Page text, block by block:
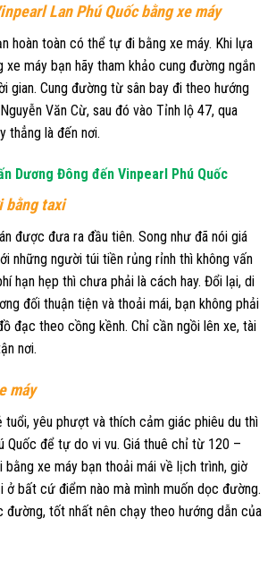
Lan Phú Quốc bằng xe máy
hoàn toàn có thể tự đi bằng xe máy. Khi lựa
xe máy bạn hãy tham khảo cung đường ngắn
gian. Cung đường từ sân bay đi theo hướng
Văn Cừ, sau đó vào Tỉnh lộ 47, qua
thẳng là đến nơi.
Dương Đông đến Vinpearl Phú Quốc
bằng taxi
được đưa ra đầu tiên. Song như đã nói giá
những người túi tiền rủng rỉnh thì không vấn
hạn hẹp thì chưa phải là cách hay. Đổi lại, di
đối thuận tiện và thoải mái, bạn không phải
đạc theo cồng kềnh. Chỉ cần ngồi lên xe, tài
nơi.
máy
tuổi, yêu phượt và thích cảm giác phiêu du thì
Quốc để tự do vi vu. Giá thuê chỉ từ 120 –
bằng xe máy bạn thoải mái về lịch trình, giờ
ở bất cứ điểm nào mà mình muốn dọc đường.
đường, tốt nhất nên chạy theo hướng dẫn của